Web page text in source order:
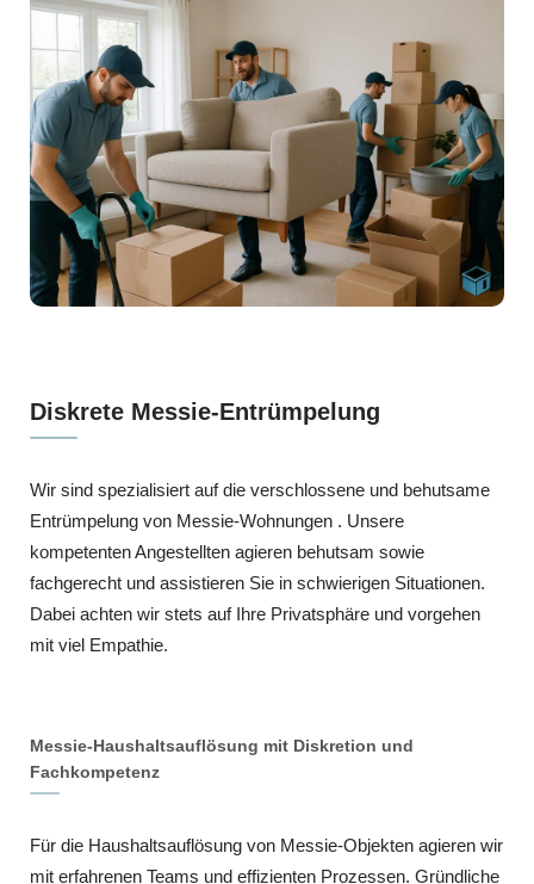
Diskrete Messie-Entrümpelung
Wir sind spezialisiert auf die verschlossene und behutsame
Entrümpelung von Messie-Wohnungen . Unsere
kompetenten Angestellten agieren behutsam sowie
fachgerecht und assistieren Sie in schwierigen Situationen.
Dabei achten wir stets auf Ihre Privatsphäre und vorgehen
mit viel Empathie.
Messie-Haushaltsauflösung mit Diskretion und
Fachkompetenz
Für die Haushaltsauflösung von Messie-Objekten agieren wir
mit erfahrenen Teams und effizienten Prozessen. Gründliche